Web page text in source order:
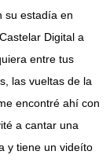
su estadía en
Digital a
entre tus
las vueltas de la
encontré ahí con
a cantar una
y tiene un videíto